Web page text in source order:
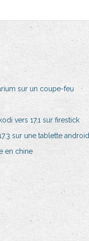
sur un coupe-feu
vers 17.1 sur firestick
sur une tablette android
en chine